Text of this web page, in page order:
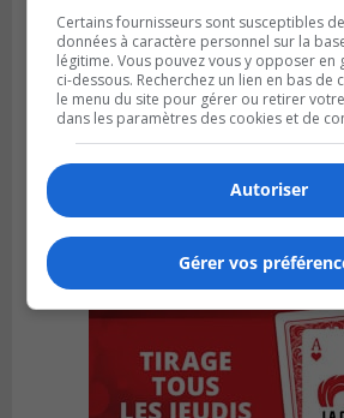
Certains fournisseurs sont susceptibles
données à caractère personnel sur la
légitime. Vous pouvez vous y opposer en
ci-dessous. Recherchez un lien en bas de
le menu du site pour gérer ou retirer
dans les paramètres des cookies et de
Autoriser
Gérer vos